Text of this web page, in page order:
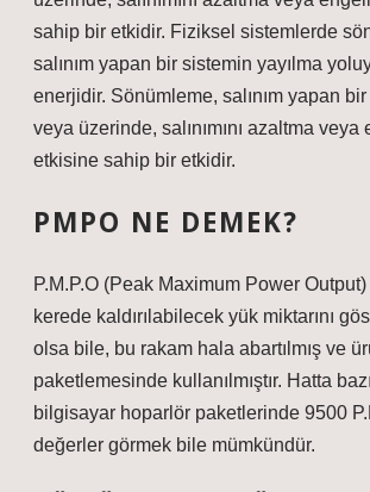
sahip bir etkidir. Fiziksel sistemlerde
salınım yapan bir sistemin yayılma
enerjidir. Sönümleme, salınım yapan
veya üzerinde, salınımını azaltma
etkisine sahip bir etkidir.
PMPO NE DEMEK?
P.M.P.O (Peak Maximum Power
kerede kaldırılabilecek yük miktarını
olsa bile, bu rakam hala abartılmış ve
paketlemesinde kullanılmıştır. Hatta
bilgisayar hoparlör paketlerinde 9500
değerler görmek bile mümkündür.